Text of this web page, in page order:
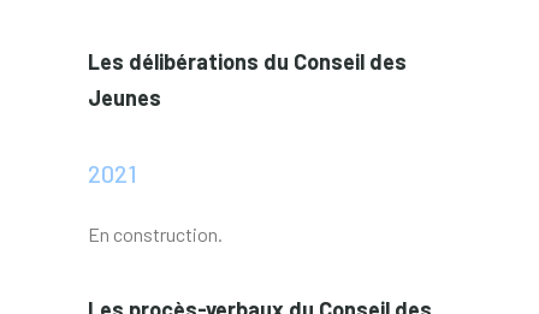
Les délibérations du Conseil des
Jeunes
2021
En construction.